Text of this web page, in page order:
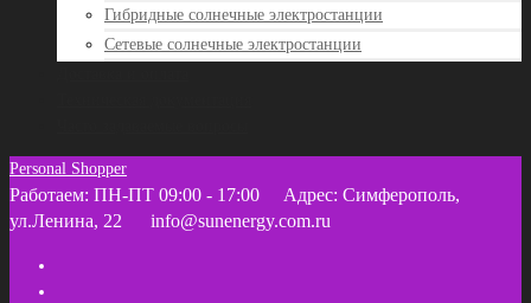
Гибридные солнечные электростанции
Сетевые солнечные электростанции
Personal Shopper
Работаем: ПН-ПТ 09:00 - 17:00
Адрес: Симферополь,
ул.Ленина, 22
info@sunenergy.com.ru